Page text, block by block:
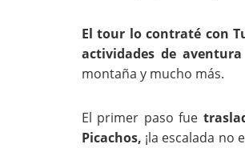
El tour lo contraté con
actividades de aventura
montaña y mucho más.
El primer paso fue
Picachos, ¡la escalada